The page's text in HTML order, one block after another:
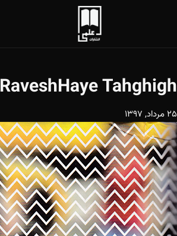
RaveshHaye Tahghigh
25 مرداد, 1397